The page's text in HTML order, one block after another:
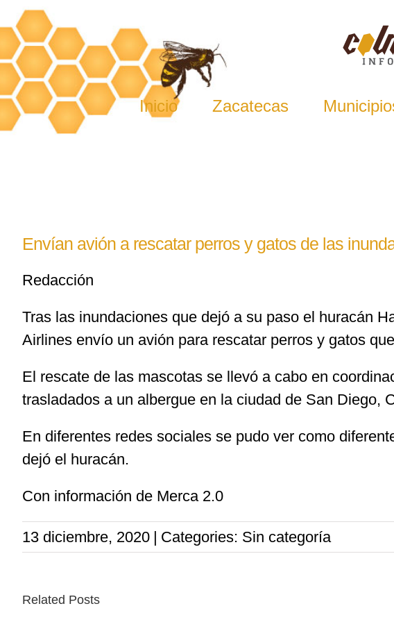
Skip
to
content
Inicio Zacatecas
Envían avión a rescatar perros y gatos de las
Redacción
Tras las inundaciones que dejó a su paso el huracán
Airlines envío un avión para rescatar perros y gatos
El rescate de las mascotas se llevó a cabo en
trasladados a un albergue en la ciudad de San Diego,
En diferentes redes sociales se pudo ver como
dejó el huracán.
Con información de Merca 2.0
13 diciembre, 2020 | Categories: Sin categoría
Related Posts